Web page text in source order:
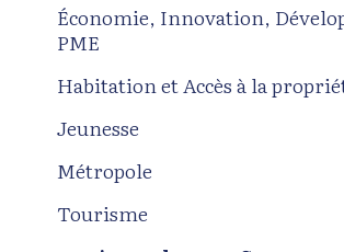
Économie, Innovation,
PME
Habitation et Accès à la
Jeunesse
Métropole
Tourisme